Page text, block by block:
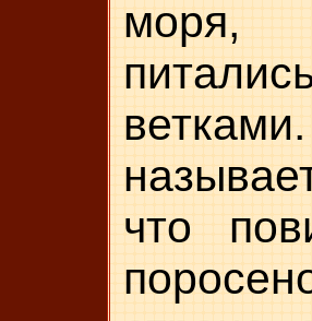
моря,
что